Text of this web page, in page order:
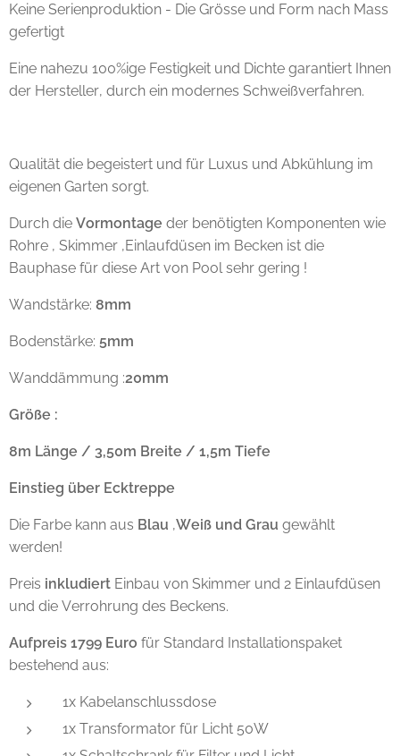
Keine Serienproduktion - Die Grösse und Form nach Mass
gefertigt
Eine nahezu 100%ige Festigkeit und Dichte garantiert Ihnen
der Hersteller, durch ein modernes Schweißverfahren.
Qualität die begeistert und für Luxus und Abkühlung im
eigenen Garten sorgt.
Durch die Vormontage der benötigten Komponenten wie
Rohre , Skimmer ,Einlaufdüsen im Becken ist die
Bauphase für diese Art von Pool sehr gering !
Wandstärke: 8mm
Bodenstärke: 5mm
Wanddämmung :20mm
Größe :
8m Länge / 3,50m Breite / 1,5m Tiefe
Einstieg über Ecktreppe
Die Farbe kann aus Blau ,Weiß und Grau gewählt
werden!
Preis inkludiert Einbau von Skimmer und 2 Einlaufdüsen
und die Verrohrung des Beckens.
Aufpreis 1799 Euro für Standard Installationspaket
bestehend aus:
1x Kabelanschlussdose
1x Transformator für Licht 50W